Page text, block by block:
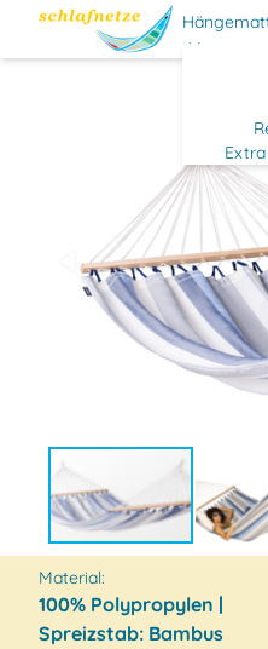
Material:
100% Polypropylen |
Spreizstab: Bambus